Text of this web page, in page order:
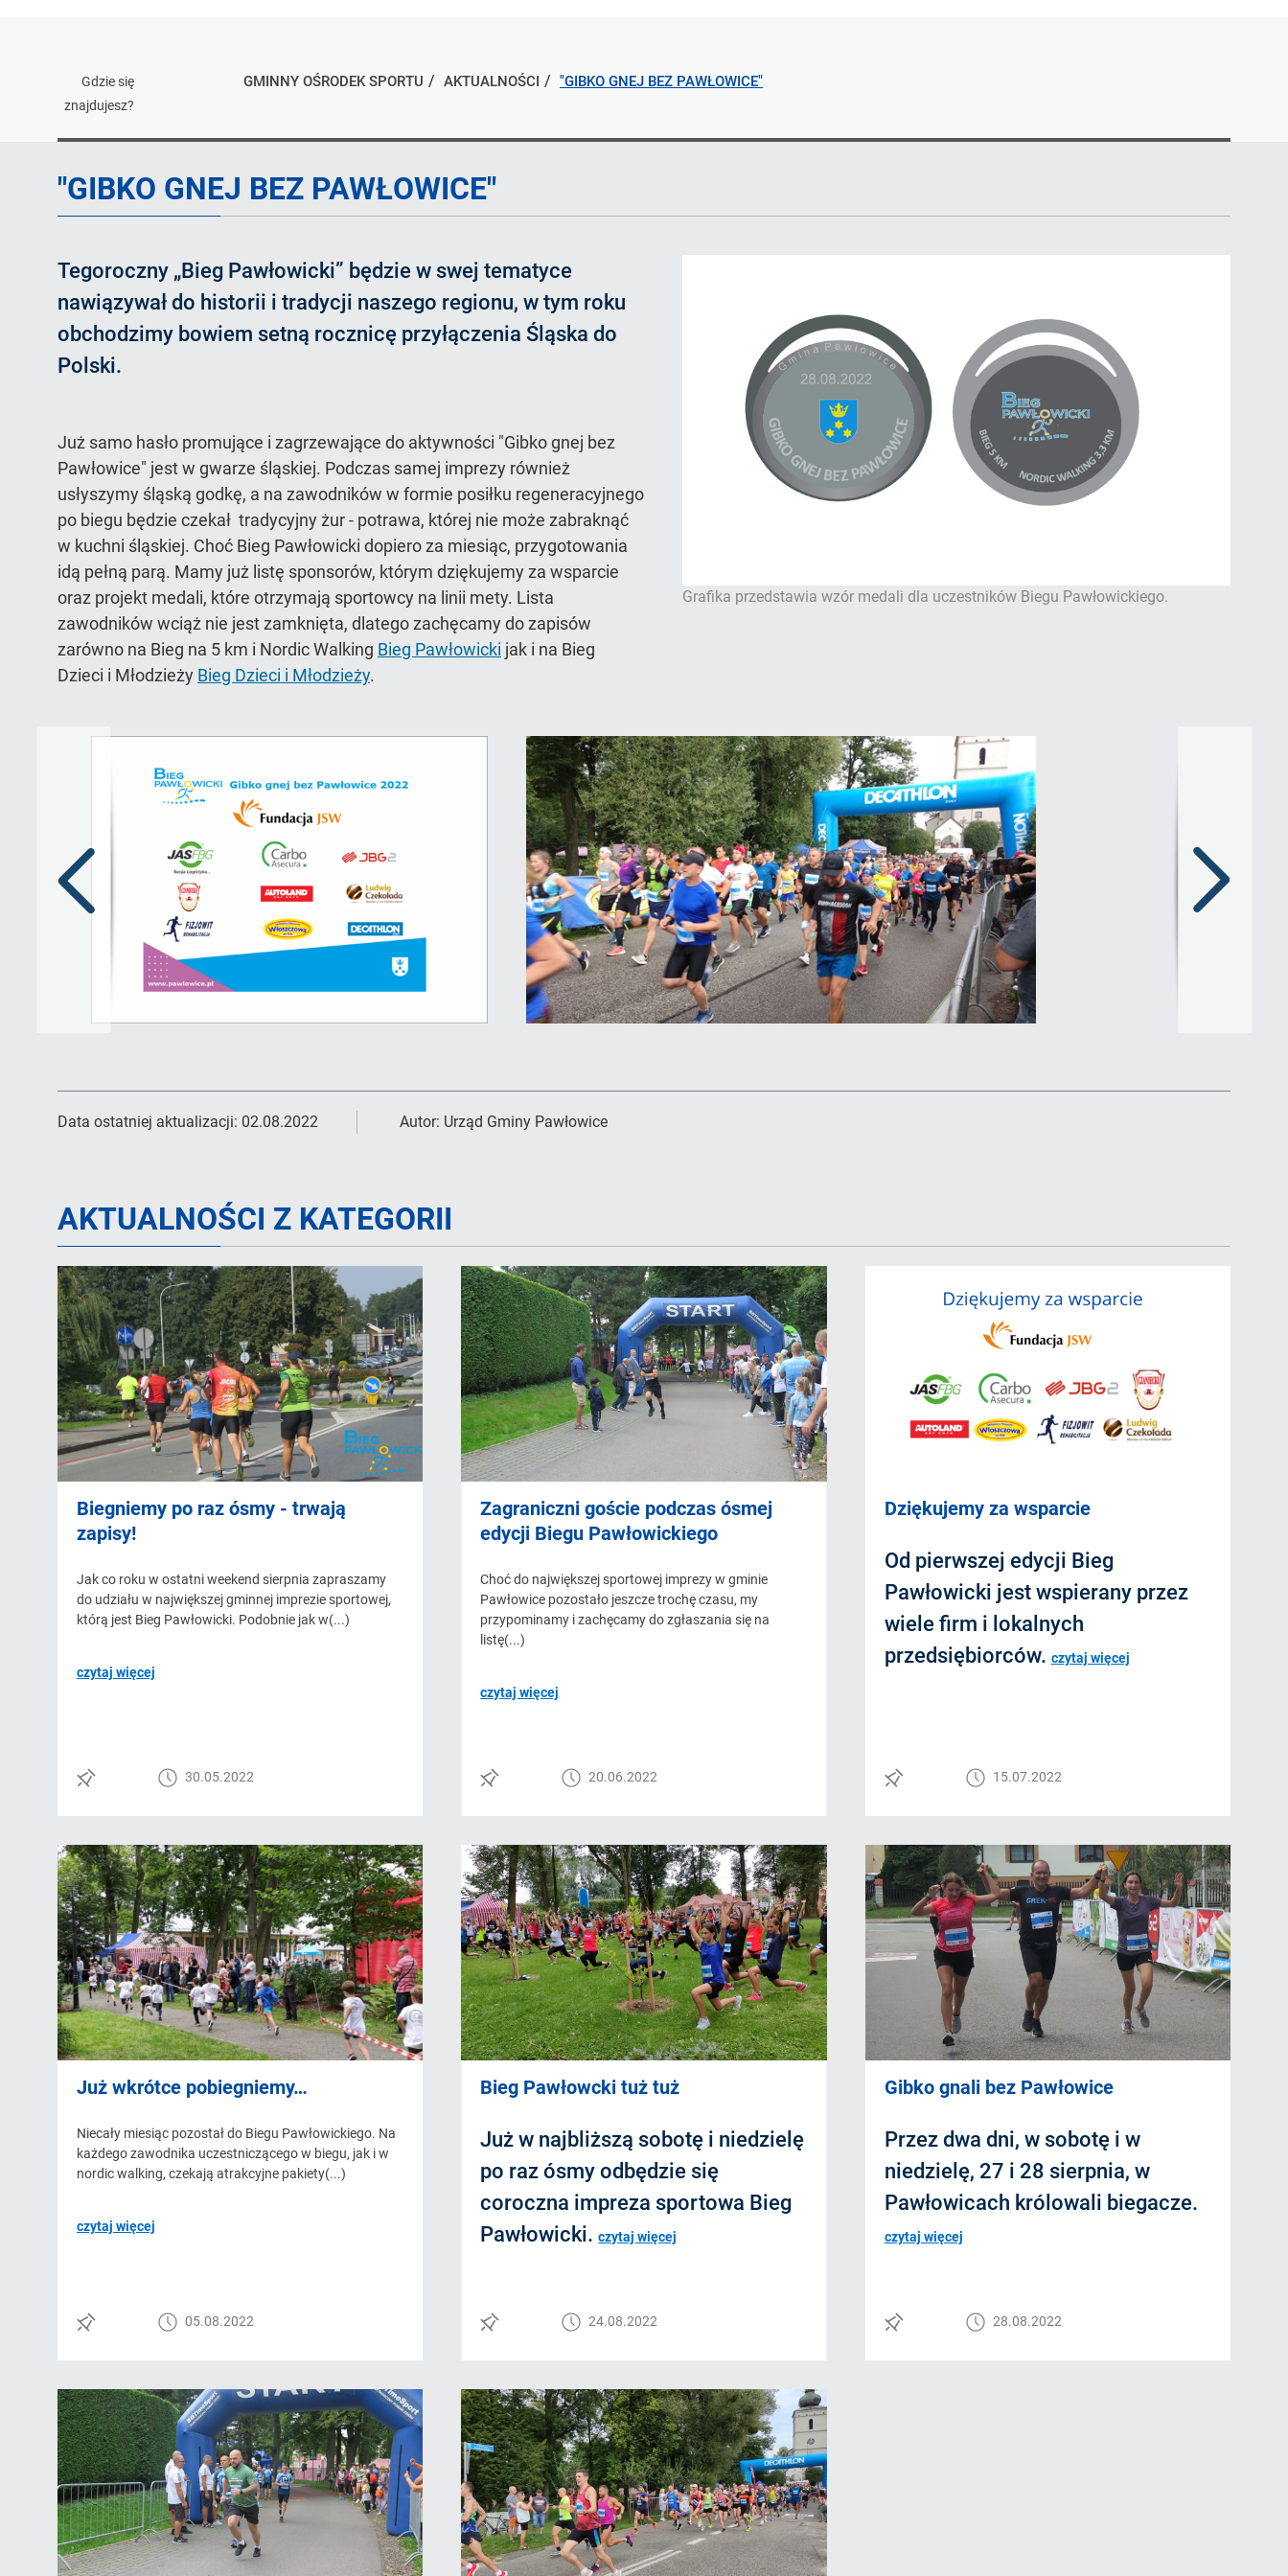
Gdzie się
znajdujesz?
GMINNY OŚRODEK SPORTU AKTUALNOŚCI "GIBKO GNEJ BEZ PAWŁOWICE"
"GIBKO GNEJ BEZ PAWŁOWICE"
Grafika przedstawia wzór medali dla uczestników Biegu Pawłowickiego.
Tegoroczny „Bieg Pawłowicki” będzie w swej tematyce
nawiązywał do historii i tradycji naszego regionu, w tym roku
obchodzimy bowiem setną rocznicę przyłączenia Śląska do
Polski.
Już samo hasło promujące i zagrzewające do aktywności "Gibko gnej bez
Pawłowice" jest w gwarze śląskiej. Podczas samej imprezy również
usłyszymy śląską godkę, a na zawodników w formie posiłku regeneracyjnego
po biegu będzie czekał tradycyjny żur - potrawa, której nie może zabraknąć
w kuchni śląskiej. Choć Bieg Pawłowicki dopiero za miesiąc, przygotowania
idą pełną parą. Mamy już listę sponsorów, którym dziękujemy za wsparcie
oraz projekt medali, które otrzymają sportowcy na linii mety. Lista
zawodników wciąż nie jest zamknięta, dlatego zachęcamy do zapisów
zarówno na Bieg na 5 km i Nordic Walking Bieg Pawłowicki jak i na Bieg
Dzieci i Młodzieży Bieg Dzieci i Młodzieży.
Poprzedni
slajd
Następny
Data ostatniej aktualizacji: 02.08.2022 Autor: Urząd Gminy Pawłowice
AKTUALNOŚCI Z KATEGORII
Biegniemy po raz ósmy - trwają
zapisy!
Jak co roku w ostatni weekend sierpnia zapraszamy
do udziału w największej gminnej imprezie sportowej,
którą jest Bieg Pawłowicki. Podobnie jak w(...)
czytaj więcej
30.05.2022
Zagraniczni goście podczas ósmej
edycji Biegu Pawłowickiego
Choć do największej sportowej imprezy w gminie
Pawłowice pozostało jeszcze trochę czasu, my
przypominamy i zachęcamy do zgłaszania się na
listę(...)
czytaj więcej
20.06.2022
Dziękujemy za wsparcie
Od pierwszej edycji Bieg
Pawłowicki jest wspierany przez
wiele firm i lokalnych
przedsiębiorców. czytaj więcej
15.07.2022
Już wkrótce pobiegniemy…
Niecały miesiąc pozostał do Biegu Pawłowickiego. Na
każdego zawodnika uczestniczącego w biegu, jak i w
nordic walking, czekają atrakcyjne pakiety(...)
czytaj więcej
05.08.2022
Bieg Pawłowcki tuż tuż
Już w najbliższą sobotę i niedzielę
po raz ósmy odbędzie się
coroczna impreza sportowa Bieg
Pawłowicki.czytaj więcej
24.08.2022
Gibko gnali bez Pawłowice
Przez dwa dni, w sobotę i w
niedzielę, 27 i 28 sierpnia, w
Pawłowicach królowali biegacze.
czytaj więcej
28.08.2022